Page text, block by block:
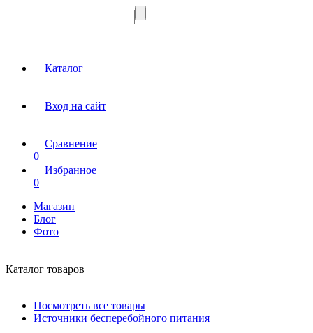
Каталог
Вход на сайт
Сравнение
0
Избранное
0
Магазин
Блог
Фото
Каталог товаров
Посмотреть все товары
Источники бесперебойного питания